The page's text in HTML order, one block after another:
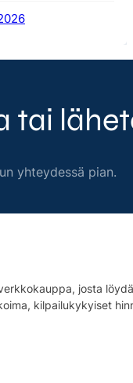
tai
yhteydessä pian.
josta
kilpailukykyiset